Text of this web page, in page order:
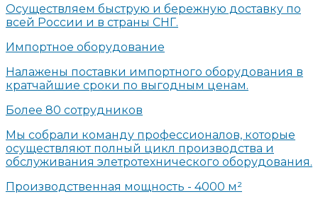
Осуществляем быструю и бережную доставку по
всей России и в страны СНГ.
Импортное оборудование
Налажены поставки импортного оборудования в
кратчайшие сроки по выгодным ценам.
Более 80 сотрудников
Мы собрали команду профессионалов, которые
осуществляют полный цикл производства и
обслуживания элетротехнического оборудования.
Производственная мощность - 4000 м²